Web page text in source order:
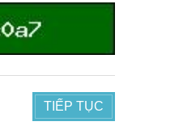
TIẾP TỤC